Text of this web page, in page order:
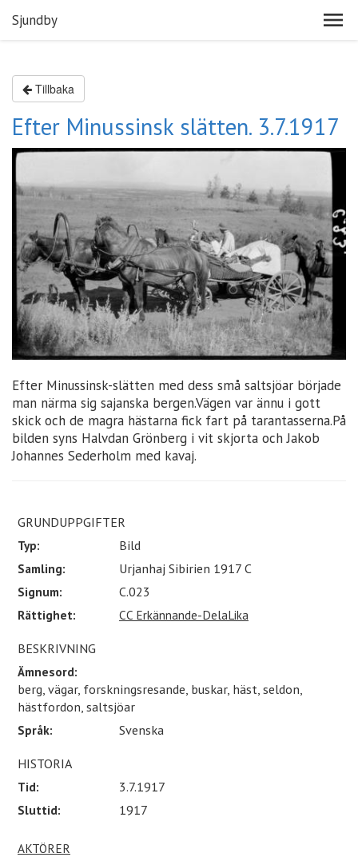
Sjundby
Tillbaka
Efter Minussinsk slätten. 3.7.1917
Efter Minussinsk-slätten med dess små saltsjöar började
man närma sig sajanska bergen.Vägen var ännu i gott
skick och de magra hästarna fick fart på tarantasserna.På
bilden syns Halvdan Grönberg i vit skjorta och Jakob
Johannes Sederholm med kavaj.
GRUNDUPPGIFTER
Typ:
Bild
Samling:
Urjanhaj Sibirien 1917 C
Signum:
C.023
Rättighet:
CC Erkännande-DelaLika
BESKRIVNING
Ämnesord:
berg, vägar, forskningsresande, buskar, häst, seldon,
hästfordon, saltsjöar
Språk:
Svenska
HISTORIA
Tid:
3.7.1917
Sluttid:
1917
AKTÖRER